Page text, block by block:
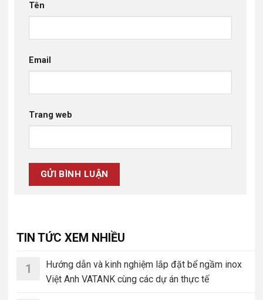
Tên
Email
Trang web
TIN TỨC XEM NHIỀU
1
Hướng dẫn và kinh nghiệm lắp đặt bể ngầm inox
Việt Anh VATANK cùng các dự án thực tế